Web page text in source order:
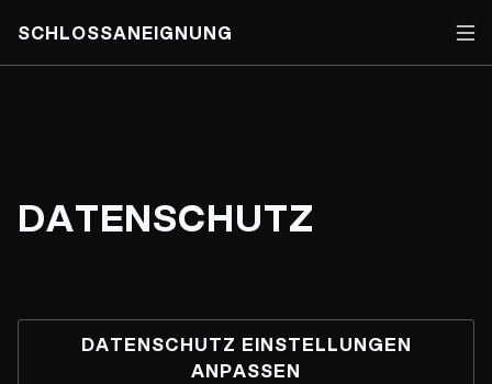
SCHLOSSANEIGNUNG
DATENSCHUTZ
DATENSCHUTZ EINSTELLUNGEN
ANPASSEN